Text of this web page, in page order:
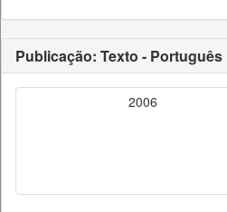
Publicação: Texto - Português
2006